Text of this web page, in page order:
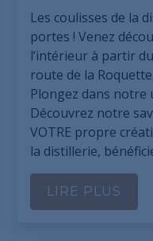
Les coulisses de la
portes ! Venez
l’intérieur à partir
route de la
Plongez dans notre
Découvrez notre
VOTRE propre
la distillerie,
LIRE PLUS